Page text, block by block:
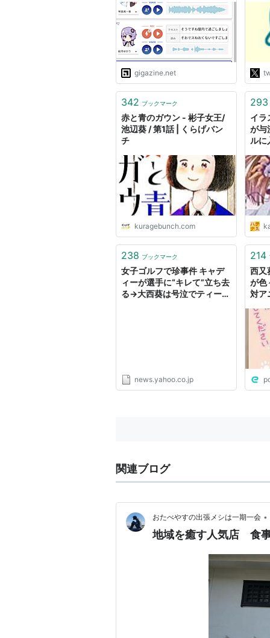
Voice」を使ってみた
gigazine.net
「
に
案
だ
も多
そし
のを
342 ブックマーク
赤と青のガウン - 彬子女王/
池辺葵 / 第1話 | くらげバン
チ
kuragebunch.com
293
イラ
が与
ルに
238 ブックマーク
女子ゴルフで珍事件 キャデ
ィーが選手に“キレて”立ち去
る→大西葵は号泣でティーシ
news.yahoo.co.jp
214
西又
が色
対ア
子
関連ブログ
おたべやすの出張メシは一期一会 •
地域を癒す人気店 食